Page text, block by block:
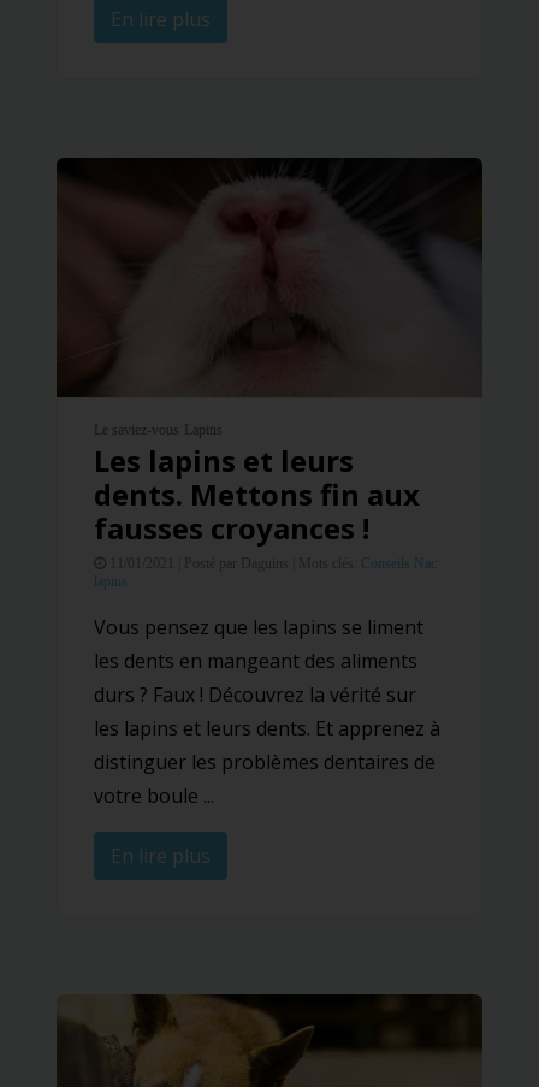
En lire plus
Le saviez-vous Lapins
Les lapins et leurs
dents. Mettons fin aux
fausses croyances !
Posté par Daguins | Mots clés: Conseils Nac
lapins
Vous pensez que les lapins se liment
les dents en mangeant des aliments
durs ? Faux ! Découvrez la vérité sur
les lapins et leurs dents. Et apprenez à
distinguer les problèmes dentaires de
votre boule ...
En lire plus